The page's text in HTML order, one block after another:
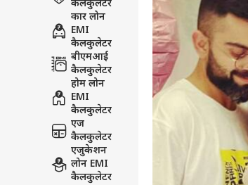
कैलकुलेटर
कार लोन
EMI
कैलकुलेटर
बीएमआई
कैलकुलेटर
होम लोन
EMI
कैलकुलेटर
एज
कैलकुलेटर
एजुकेशन
लोन EMI
कैलकुलेटर